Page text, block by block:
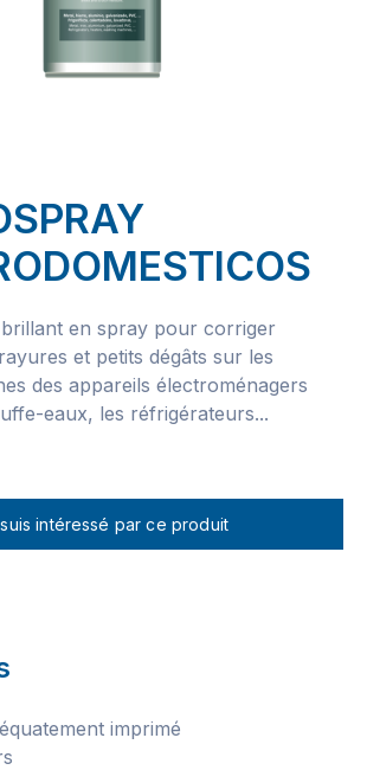
en spray pour corriger
et petits dégâts sur les
des appareils électroménagers
eaux, les réfrigérateurs...
intéressé par ce produit
imprimé